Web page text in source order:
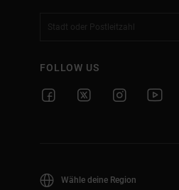
FOLLOW US
Wähle deine Region